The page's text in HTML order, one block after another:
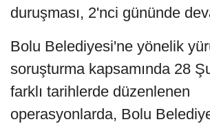
duruşması, 2'nci gününde
Bolu Belediyesi'ne yönelik
soruşturma kapsamında 28
farklı tarihlerde düzenlenen
operasyonlarda, Bolu